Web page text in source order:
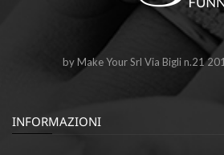
by Make Your Srl Via Bigli n.21
INFORMAZIONI